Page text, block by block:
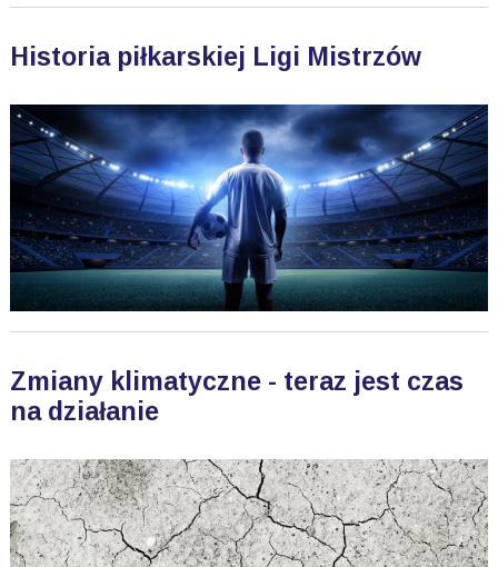
Historia piłkarskiej Ligi Mistrzów
Zmiany klimatyczne - teraz jest czas
na działanie